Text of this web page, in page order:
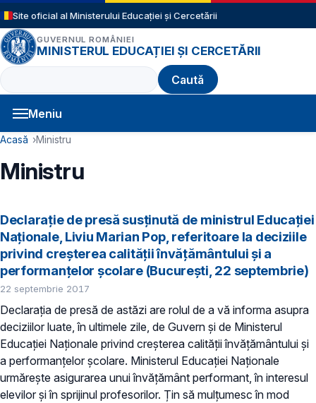
Sari la conținutul principal
Site oficial al Ministerului Educației și Cercetării
GUVERNUL ROMÂNIEI
MINISTERUL EDUCAȚIEI ȘI CERCETĂRII
Caută
Meniu
Navigație principală
Cale de navigare
Acasă Ministru
Ministru
Declarație de presă susținută de ministrul Educației
Naționale, Liviu Marian Pop, referitoare la deciziile
privind creșterea calității învățământului și a
performanțelor școlare (București, 22 septembrie)
22 septembrie 2017
Declarația de presă de astăzi are rolul de a vă informa asupra
deciziilor luate, în ultimele zile, de Guvern și de Ministerul
Educației Naționale privind creșterea calității învățământului și
a performanțelor școlare. Ministerul Educației Naționale
urmărește asigurarea unui învățământ performant, în interesul
elevilor și în sprijinul profesorilor. Țin să mulțumesc în mod